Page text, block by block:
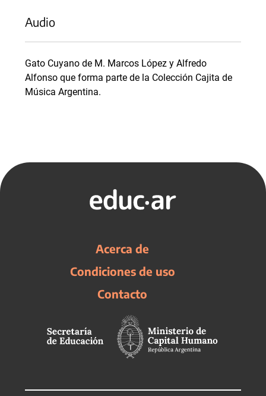
Audio
Gato Cuyano de M. Marcos López y Alfredo
Alfonso que forma parte de la Colección Cajita de
Música Argentina.
Acerca de
Condiciones de uso
Contacto